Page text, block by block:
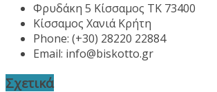
Φρυδάκη 5 Κίσσαμος ΤΚ 73400
Κίσσαμος Χανιά Κρήτη
Phone: (+30) 28220 22884
Email: info@biskotto.gr
Σχετικά